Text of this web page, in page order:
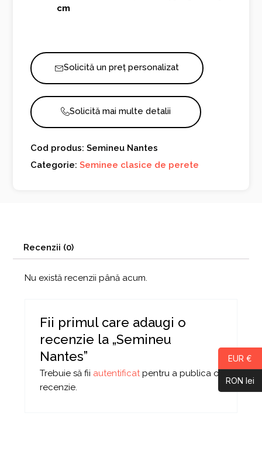
cm
Solicită un preț personalizat
Solicită mai multe detalii
Cod produs: Semineu Nantes
Categorie:Seminee clasice de perete
Recenzii (0)
Nu există recenzii până acum.
Fii primul care adaugi o
recenzie la „Semineu
Nantes”
Trebuie să fii autentificat pentru a publica o
recenzie.
EUR €
RON lei